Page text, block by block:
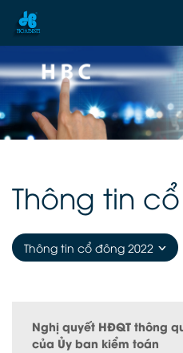
Thông tin
Thông tin cổ đông 2022
Nghị quyết HĐQT thông
của Ủy ban kiểm toán